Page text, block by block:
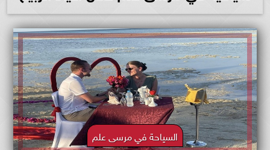
السياحة في مرسى علم